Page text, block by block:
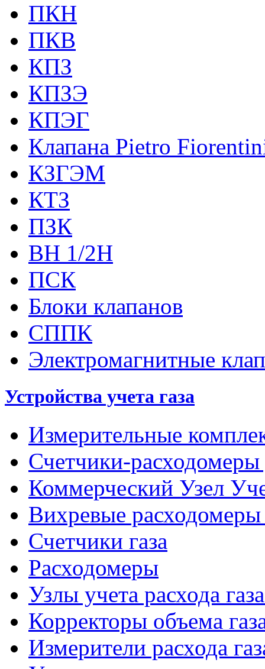
ПКН
ПКВ
КПЗ
КПЗЭ
КПЭГ
Клапана Pietro
КЗГЭМ
КТЗ
ПЗК
ВН 1/2Н
ПСК
Блоки клапанов
СППК
Электромагнитные
Устройства учета газа
Измерительные
Счетчики-расходомеры
Коммерческий Узел
Вихревые расходомеры
Счетчики газа
Расходомеры
Узлы учета расхода
Корректоры объема
Измерители расхода